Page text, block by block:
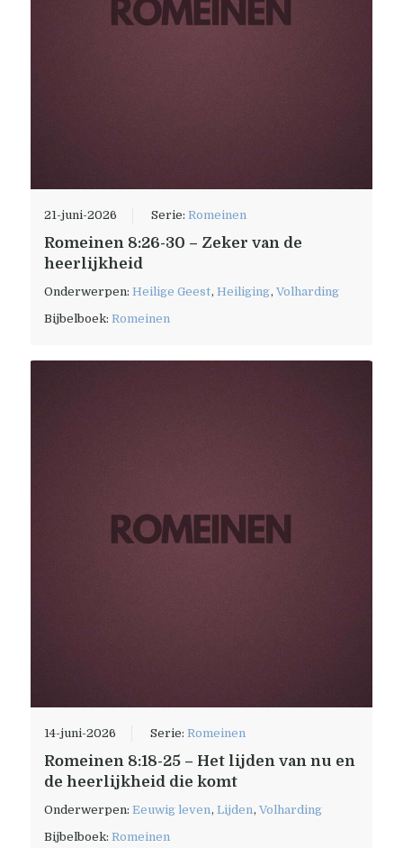
21-juni-2026 Serie:Romeinen
Romeinen 8:26-30 – Zeker van de
heerlijkheid
Onderwerpen:Heilige Geest,Heiliging,Volharding
Bijbelboek:Romeinen
14-juni-2026 Serie:Romeinen
Romeinen 8:18-25 – Het lijden van nu en
de heerlijkheid die komt
Onderwerpen:Eeuwig leven,Lijden,Volharding
Bijbelboek:Romeinen